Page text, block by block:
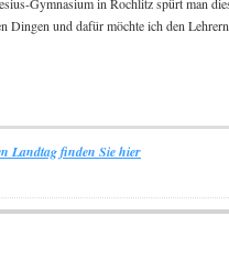
Gymnasium in Rochlitz spürt man
Dingen und dafür möchte ich den Lehrern
Landtag finden Sie hier